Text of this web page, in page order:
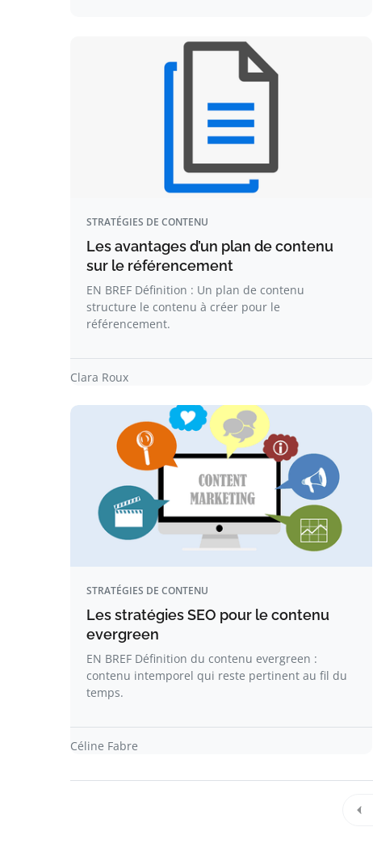
STRATÉGIES DE CONTENU
Les avantages d’un plan de contenu
sur le référencement
EN BREF Définition : Un plan de contenu
structure le contenu à créer pour le
référencement.
Clara Roux
STRATÉGIES DE CONTENU
Les stratégies SEO pour le contenu
evergreen
EN BREF Définition du contenu evergreen :
contenu intemporel qui reste pertinent au fil du
temps.
Céline Fabre